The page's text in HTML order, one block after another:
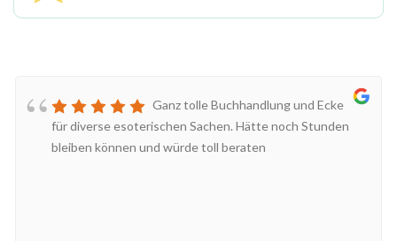
Ganz tolle Buchhandlung und Ecke
für diverse esoterischen Sachen. Hätte noch Stunden
bleiben können und würde toll beraten